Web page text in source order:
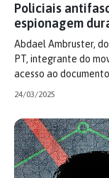
Policiais
espionagem
Abdael Ambruster,
PT, integrante do
acesso ao
24/03/2025